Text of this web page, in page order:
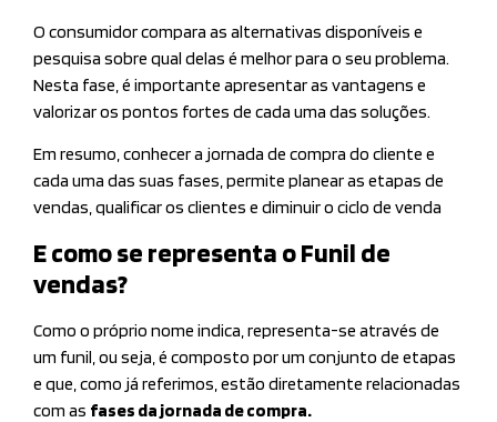
O consumidor compara as alternativas disponíveis e
pesquisa sobre qual delas é melhor para o seu problema.
Nesta fase, é importante apresentar as vantagens e
valorizar os pontos fortes de cada uma das soluções.
Em resumo, conhecer a jornada de compra do cliente e
cada uma das suas fases, permite planear as etapas de
vendas, qualificar os clientes e diminuir o ciclo de venda
E como se representa o Funil de
vendas?
Como o próprio nome indica, representa-se através de
um funil, ou seja, é composto por um conjunto de etapas
e que, como já referimos, estão diretamente relacionadas
com as fases da jornada de compra.